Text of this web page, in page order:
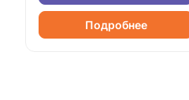
Подробнее